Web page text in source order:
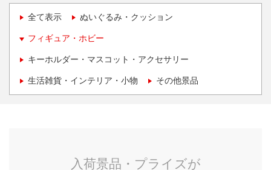
全て表示 ぬいぐるみ・クッション
フィギュア・ホビー
キーホルダー・マスコット・アクセサリー
生活雑貨・インテリア・小物 その他景品